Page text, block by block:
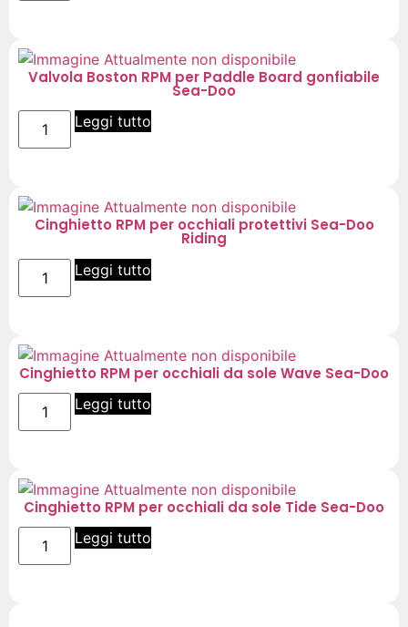
Valvola Boston RPM per Paddle Board gonfiabile
Sea-Doo
Leggi tutto
Cinghietto RPM per occhiali protettivi Sea-Doo
Riding
Leggi tutto
Cinghietto RPM per occhiali da sole Wave Sea-Doo
Leggi tutto
Cinghietto RPM per occhiali da sole Tide Sea-Doo
Leggi tutto